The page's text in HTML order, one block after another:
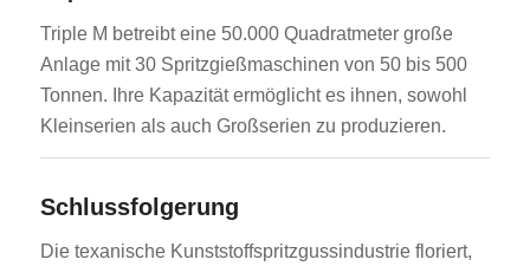
Triple M betreibt eine 50.000 Quadratmeter große
Anlage mit 30 Spritzgießmaschinen von 50 bis 500
Tonnen. Ihre Kapazität ermöglicht es ihnen, sowohl
Kleinserien als auch Großserien zu produzieren.
Schlussfolgerung
Die texanische Kunststoffspritzgussindustrie floriert,